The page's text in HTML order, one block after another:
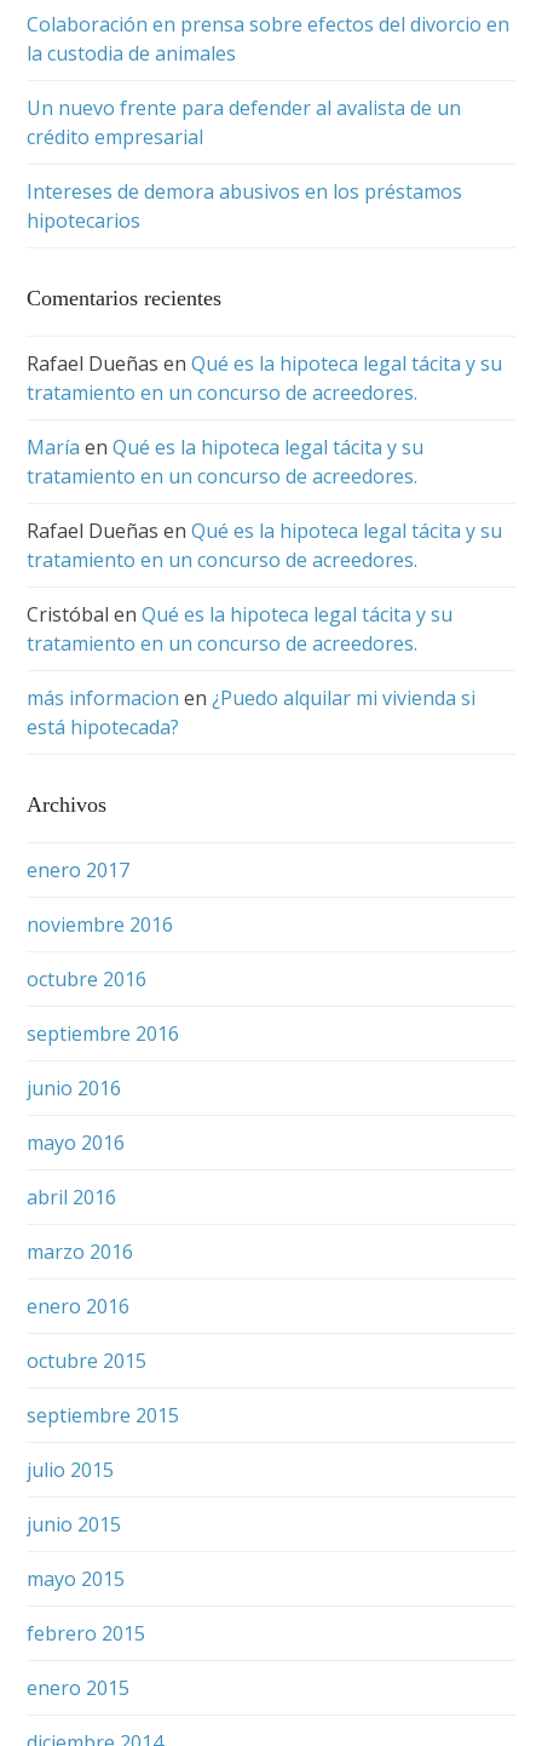
Colaboración en prensa sobre efectos del divorcio en
la custodia de animales
Un nuevo frente para defender al avalista de un
crédito empresarial
Intereses de demora abusivos en los préstamos
hipotecarios
Comentarios recientes
Rafael Dueñas enQué es la hipoteca legal tácita y su
tratamiento en un concurso de acreedores.
María enQué es la hipoteca legal tácita y su
tratamiento en un concurso de acreedores.
Rafael Dueñas enQué es la hipoteca legal tácita y su
tratamiento en un concurso de acreedores.
Cristóbal enQué es la hipoteca legal tácita y su
tratamiento en un concurso de acreedores.
más informacion en¿Puedo alquilar mi vivienda si
está hipotecada?
Archivos
enero 2017
noviembre 2016
octubre 2016
septiembre 2016
junio 2016
mayo 2016
abril 2016
marzo 2016
enero 2016
octubre 2015
septiembre 2015
julio 2015
junio 2015
mayo 2015
febrero 2015
enero 2015